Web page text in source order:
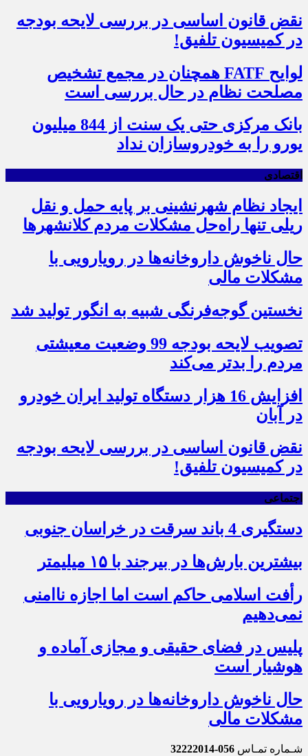
نقض قانون اساسی در بررسی لایحه بودجه
در کمیسیون تلفیق!
لوایح FATF همچنان در مجمع تشخیص
مصلحت نظام در حال بررسی است
بانک مرکزی حتی یک سنت از 844 میلیون
یورو را به خودروسازان نداد
اقتصادی
ایجاد نظام شهرنشینی بر پایه حمل و نقل
ریلی تنها راه‌حل مشکلات مردم کلانشهرها
حال ناخوش داروخانه‌ها در رویارویی با
مشکلات مالی
نخستین گوجه‌فرنگی شبیه به انگور تولید شد
تصویب لایحه بودجه 99 وضعیت معیشتی
مردم را بدتر می‌کند
افزایش 16 هزار دستگاه تولید ایران خودرو
در آبان
نقض قانون اساسی در بررسی لایحه بودجه
در کمیسیون تلفیق!
اجتماعی
دستگیری 4 باند سرقت در خراسان جنوبی
بیشترین بارش‌ها در بیرجند با ۱۵ میلیمتر
رأفت اسلامی حاکم است اما اجازه ناامنی
نمی‌دهیم
پلیس در فضای حقیقی و مجازی آماده و
هوشیار است
حال ناخوش داروخانه‌ها در رویارویی با
مشکلات مالی
شـماره تمـاس 056-32222014